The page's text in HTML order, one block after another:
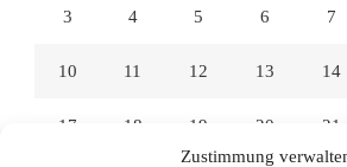
Zustimmung
3 4 5 6 7
10 11 12 13 14
17 18 19 20 21